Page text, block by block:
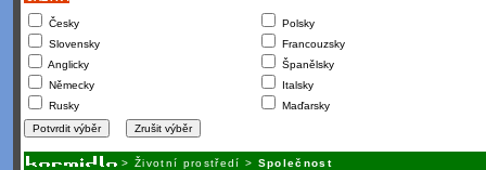
Česky
Slovensky
Anglicky
Německy
Rusky
Polsky
Francouzsky
Španělsky
Italsky
Maďarsky
> Životní prostředí > Společnost